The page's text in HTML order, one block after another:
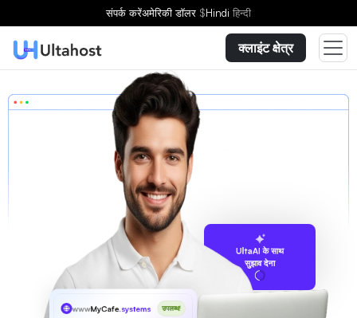
संपर्क करेंअमेरिकी डॉलर $Hindi हिन्दी
क्लाइंट क्षेत्र
UltaAI के साथ
सुझाव देना
wwwMyCafe.systems उपलब्ध!